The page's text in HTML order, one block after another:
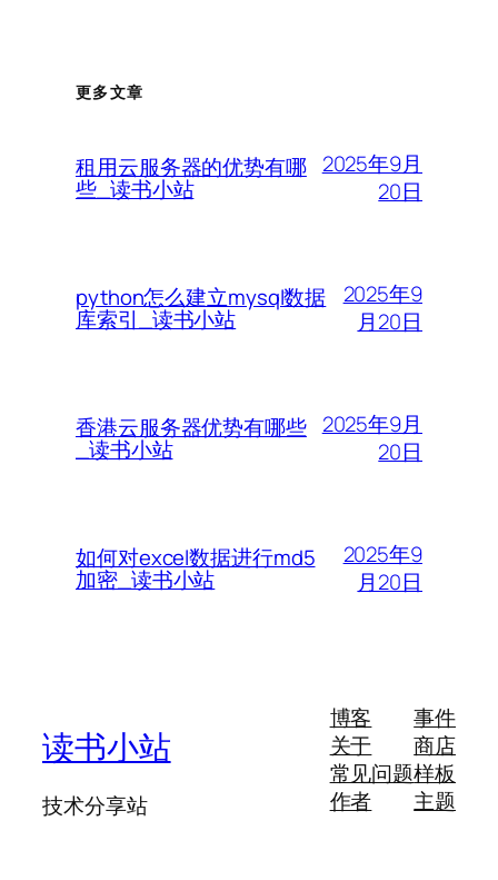
更多文章
租用云服务器的优势有哪
些_读书小站
2025年9月
20日
python怎么建立mysql数据
库索引_读书小站
2025年9
月20日
香港云服务器优势有哪些
_读书小站
2025年9月
20日
如何对excel数据进行md5
加密_读书小站
2025年9
月20日
读书小站
技术分享站
博客
关于
常见问题
作者
事件
商店
样板
主题